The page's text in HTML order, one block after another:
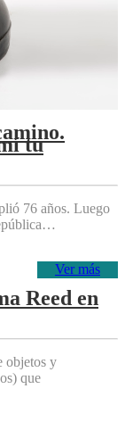
tu
76 años. Luego
Ver más
Reed en
objetos y
que